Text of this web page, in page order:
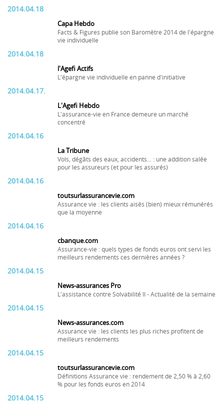
2014.04.18
Capa Hebdo
Facts & Figures publie son Baromètre 2014 de l'épargne
vie individuelle
2014.04.18
l'Agefi Actifs
L'épargne vie individuelle en panne d'initiative
2014.04.17.
L'Agefi Hebdo
L'assurance-vie en France demeure un marché
concentré
2014.04.16
La Tribune
Vols, dégâts des eaux, accidents... : une addition salée
pour les assureurs (et pour les assurés)
2014.04.16
toutsurlassurancevie.com
Assurance vie : les clients aisés (bien) mieux rémunérés
que la moyenne
2014.04.16
cbanque.com
Assurance-vie : quels types de fonds euros ont servi les
meilleurs rendements ces dernières années ?
2014.04.15
News-assurances Pro
L'assistance contre Solvabilité II - Actualité de la semaine
2014.04.15
News-assurances.com
Assurance vie : les clients les plus riches profitent de
meilleurs rendements
2014.04.15
toutsurlassurancevie.com
Définitions Assurance vie : rendement de 2,50 % à 2,60
% pour les fonds euros en 2014
2014.04.15